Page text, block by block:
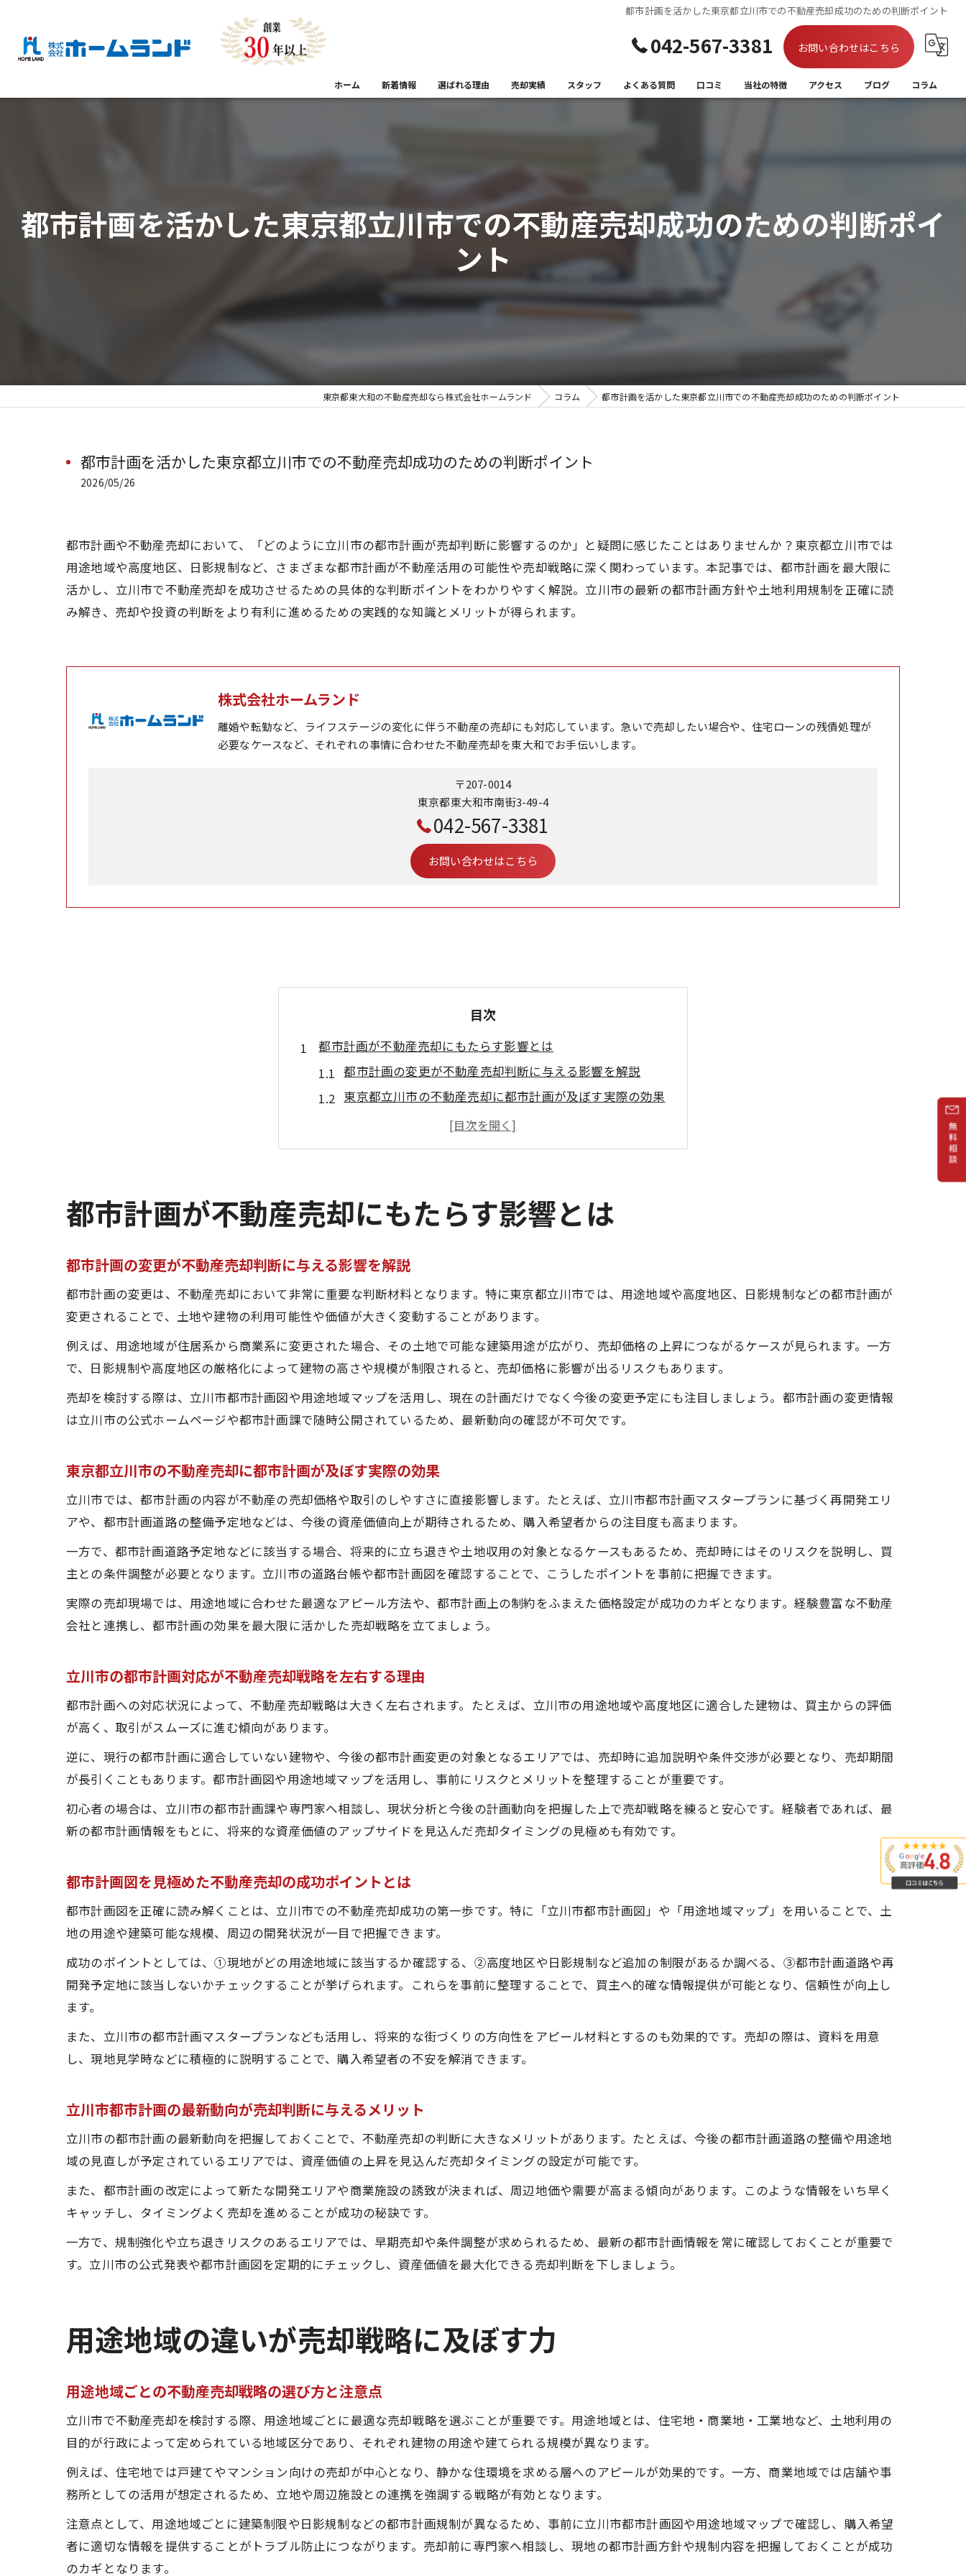
都市計画を活かした東京都立川市での不動産売却成功のための判断ポイント
042-567-3381 お問い合わせはこちら
ホーム 新着情報 選ばれる理由 売却実績 スタッフ よくある質問 口コミ 当社の特徴
住み替え
アクセス ブログ コラム
都市計画を活かした東京都立川市での不動産売却成功のための判断ポイ
ント
東京都東大和の不動産売却なら株式会社ホームランド コラム 都市計画を活かした東京都立川市での不動産売却成功のための判断ポイント
都市計画を活かした東京都立川市での不動産売却成功のための判断ポイント
2026/05/26
都市計画や不動産売却において、「どのように立川市の都市計画が売却判断に影響するのか」と疑問に感じたことはありませんか？東京都立川市では
用途地域や高度地区、日影規制など、さまざまな都市計画が不動産活用の可能性や売却戦略に深く関わっています。本記事では、都市計画を最大限に
活かし、立川市で不動産売却を成功させるための具体的な判断ポイントをわかりやすく解説。立川市の最新の都市計画方針や土地利用規制を正確に読
み解き、売却や投資の判断をより有利に進めるための実践的な知識とメリットが得られます。
株式会社ホームランド
離婚や転勤など、ライフステージの変化に伴う不動産の売却にも対応しています。急いで売却したい場合や、住宅ローンの残債処理が
必要なケースなど、それぞれの事情に合わせた不動産売却を東大和でお手伝いします。
〒207-0014
東京都東大和市南街3-49-4
042-567-3381
お問い合わせはこちら
目次
都市計画が不動産売却にもたらす影響とは
都市計画の変更が不動産売却判断に与える影響を解説
東京都立川市の不動産売却に都市計画が及ぼす実際の効果
立川市の都市計画対応が不動産売却戦略を左右する理由
都市計画図を見極めた不動産売却の成功ポイントとは
用途地域の違いが売却戦略に及ぼす力
用途地域ごとの不動産売却戦略の選び方と注意点
用途地域の変更が不動産売却に及ぼす効果を解説
用途地域ごとの不動産活用と売却の最適な方法
立川市内の用途地域による売却価格の動向を探る
立川市都市計画図から見える売却のヒント
立川市都市計画図の読み解き方と不動産売却への応用
都市計画図で見極める立川市不動産売却の有利な条件
東京都都市計画図を使った売却戦略の立て方を紹介
不動産売却に役立つ立川市用途地域マップの活用術
高度地区や日影規制を踏まえた不動産活用法
立川市高度地区と日影規制が不動産売却に与える影響
高度地区や日影規制に対応した不動産売却戦略のコツ
立川市日影規制の内容を理解した売却方法の考え方
高度地区規制を踏まえた資産価値向上術を解説
日影規制を考慮した立川市不動産売却のポイント
立川市都市計画マスタープランが不動産売却に役立つ理由
最新マスタープランを活用した不動産売却の戦略構築法
立川市都市計画マスタープランの要点と活用事例
不動産売却を成功させるためのマスタープラン確認方法
土地利用規制を理解し有利な売却を実現する
立川市土地利用規制を踏まえた不動産売却の進め方
不動産売却時の規制内容チェックリストを紹介
立川市道路台帳や規制情報の確認が売却成功の鍵
土地利用規制下で失敗しない不動産売却のコツ
都市計画が不動産売却にもたらす影響とは
都市計画の変更が不動産売却判断に与える影響を解説
都市計画の変更は、不動産売却において非常に重要な判断材料となります。特に東京都立川市では、用途地域や高度地区、日影規制などの都市計画が
変更されることで、土地や建物の利用可能性や価値が大きく変動することがあります。
例えば、用途地域が住居系から商業系に変更された場合、その土地で可能な建築用途が広がり、売却価格の上昇につながるケースが見られます。一方
で、日影規制や高度地区の厳格化によって建物の高さや規模が制限されると、売却価格に影響が出るリスクもあります。
売却を検討する際は、立川市都市計画図や用途地域マップを活用し、現在の計画だけでなく今後の変更予定にも注目しましょう。都市計画の変更情報
は立川市の公式ホームページや都市計画課で随時公開されているため、最新動向の確認が不可欠です。
東京都立川市の不動産売却に都市計画が及ぼす実際の効果
立川市では、都市計画の内容が不動産の売却価格や取引のしやすさに直接影響します。たとえば、立川市都市計画マスタープランに基づく再開発エリ
アや、都市計画道路の整備予定地などは、今後の資産価値向上が期待されるため、購入希望者からの注目度も高まります。
一方で、都市計画道路予定地などに該当する場合、将来的に立ち退きや土地収用の対象となるケースもあるため、売却時にはそのリスクを説明し、買
主との条件調整が必要となります。立川市の道路台帳や都市計画図を確認することで、こうしたポイントを事前に把握できます。
実際の売却現場では、用途地域に合わせた最適なアピール方法や、都市計画上の制約をふまえた価格設定が成功のカギとなります。経験豊富な不動産
会社と連携し、都市計画の効果を最大限に活かした売却戦略を立てましょう。
立川市の都市計画対応が不動産売却戦略を左右する理由
都市計画への対応状況によって、不動産売却戦略は大きく左右されます。たとえば、立川市の用途地域や高度地区に適合した建物は、買主からの評価
が高く、取引がスムーズに進む傾向があります。
逆に、現行の都市計画に適合していない建物や、今後の都市計画変更の対象となるエリアでは、売却時に追加説明や条件交渉が必要となり、売却期間
が長引くこともあります。都市計画図や用途地域マップを活用し、事前にリスクとメリットを整理することが重要です。
初心者の場合は、立川市の都市計画課や専門家へ相談し、現状分析と今後の計画動向を把握した上で売却戦略を練ると安心です。経験者であれば、最
新の都市計画情報をもとに、将来的な資産価値のアップサイドを見込んだ売却タイミングの見極めも有効です。
都市計画図を見極めた不動産売却の成功ポイントとは
都市計画図を正確に読み解くことは、立川市での不動産売却成功の第一歩です。特に「立川市都市計画図」や「用途地域マップ」を用いることで、土
地の用途や建築可能な規模、周辺の開発状況が一目で把握できます。
成功のポイントとしては、①現地がどの用途地域に該当するか確認する、②高度地区や日影規制など追加の制限があるか調べる、③都市計画道路や再
開発予定地に該当しないかチェックすることが挙げられます。これらを事前に整理することで、買主へ的確な情報提供が可能となり、信頼性が向上し
ます。
また、立川市の都市計画マスタープランなども活用し、将来的な街づくりの方向性をアピール材料とするのも効果的です。売却の際は、資料を用意
し、現地見学時などに積極的に説明することで、購入希望者の不安を解消できます。
立川市都市計画の最新動向が売却判断に与えるメリット
立川市の都市計画の最新動向を把握しておくことで、不動産売却の判断に大きなメリットがあります。たとえば、今後の都市計画道路の整備や用途地
域の見直しが予定されているエリアでは、資産価値の上昇を見込んだ売却タイミングの設定が可能です。
また、都市計画の改定によって新たな開発エリアや商業施設の誘致が決まれば、周辺地価や需要が高まる傾向があります。このような情報をいち早く
キャッチし、タイミングよく売却を進めることが成功の秘訣です。
一方で、規制強化や立ち退きリスクのあるエリアでは、早期売却や条件調整が求められるため、最新の都市計画情報を常に確認しておくことが重要で
す。立川市の公式発表や都市計画図を定期的にチェックし、資産価値を最大化できる売却判断を下しましょう。
用途地域の違いが売却戦略に及ぼす力
用途地域ごとの不動産売却戦略の選び方と注意点
立川市で不動産売却を検討する際、用途地域ごとに最適な売却戦略を選ぶことが重要です。用途地域とは、住宅地・商業地・工業地など、土地利用の
目的が行政によって定められている地域区分であり、それぞれ建物の用途や建てられる規模が異なります。
例えば、住宅地では戸建てやマンション向けの売却が中心となり、静かな住環境を求める層へのアピールが効果的です。一方、商業地域では店舗や事
務所としての活用が想定されるため、立地や周辺施設との連携を強調する戦略が有効となります。
注意点として、用途地域ごとに建築制限や日影規制などの都市計画規制が異なるため、事前に立川市都市計画図や用途地域マップで確認し、購入希望
者に適切な情報を提供することがトラブル防止につながります。売却前に専門家へ相談し、現地の都市計画方針や規制内容を把握しておくことが成功
のカギとなります。